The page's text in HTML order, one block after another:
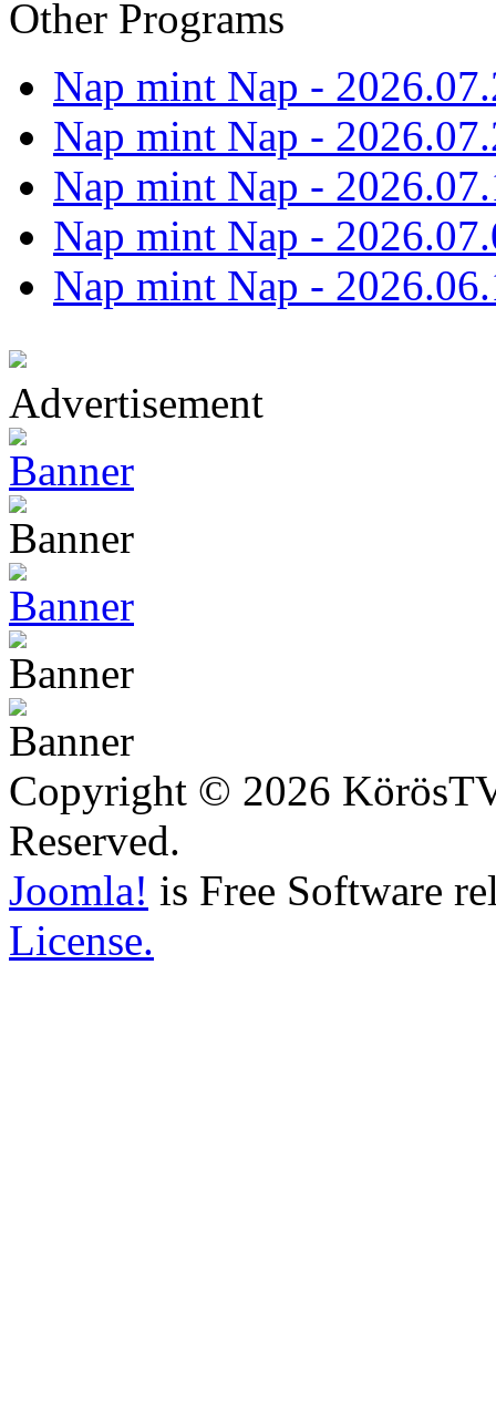
Other Programs
Nap mint Nap -
Nap mint Nap -
Nap mint Nap -
Nap mint Nap -
Nap mint Nap -
Advertisement
Copyright © 2026
Reserved.
Joomla! is Free Software
License.